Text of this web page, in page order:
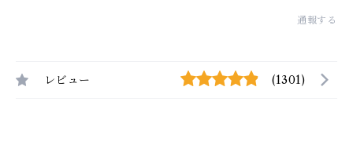
通報する
レビュー (1301)